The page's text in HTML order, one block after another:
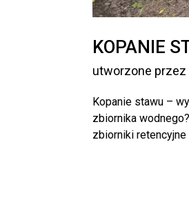
KOPANIE
utworzone przez
Kopanie stawu –
zbiornika
zbiorniki retencyjne